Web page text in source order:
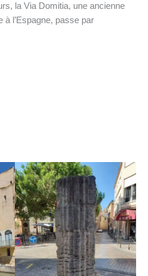
la Via Domitia, une ancienne
à l’Espagne, passe par